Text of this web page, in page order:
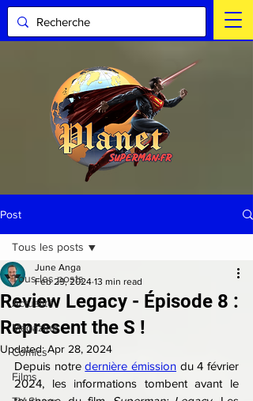
Post
Tous les posts
Actualité
Magazine
Comics
Films
Tous les posts
Review Legacy - Épisode 8 :
Represent the S !
June Anga
Feb 29, 2024 13 min read
Updated:Apr 28, 2024
Depuis notre dernière émission du 4 février
2024, les informations tombent avant le